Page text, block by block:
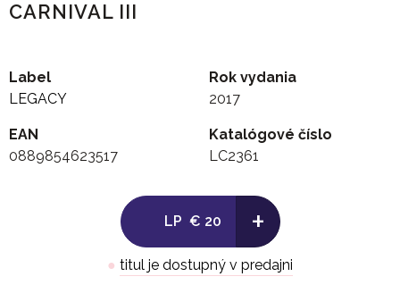
CARNIVAL III
Label
LEGACY
Rok vydania
2017
EAN
0889854623517
Katalógové číslo
LC2361
LP € 20 +
● titul je dostupný v predajni